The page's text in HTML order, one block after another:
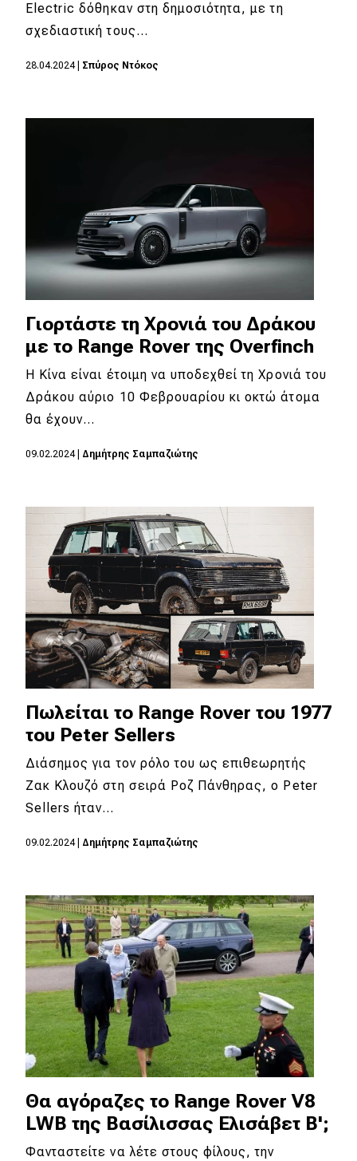
Electric δόθηκαν στη δημοσιότητα, με τη
σχεδιαστική τους…
28.04.2024| Σπύρος Ντόκος
Γιορτάστε τη Χρονιά του Δράκου
με το Range Rover της Overfinch
Η Κίνα είναι έτοιμη να υποδεχθεί τη Χρονιά του
Δράκου αύριο 10 Φεβρουαρίου κι οκτώ άτομα
θα έχουν…
09.02.2024| Δημήτρης Σαμπαζιώτης
Πωλείται το Range Rover του 1977
του Peter Sellers
Διάσημος για τον ρόλο του ως επιθεωρητής
Ζακ Κλουζό στη σειρά Ροζ Πάνθηρας, ο Peter
Sellers ήταν…
09.02.2024| Δημήτρης Σαμπαζιώτης
Θα αγόραζες το Range Rover V8
LWB της Βασίλισσας Ελισάβετ Β';
Φανταστείτε να λέτε στους φίλους, την